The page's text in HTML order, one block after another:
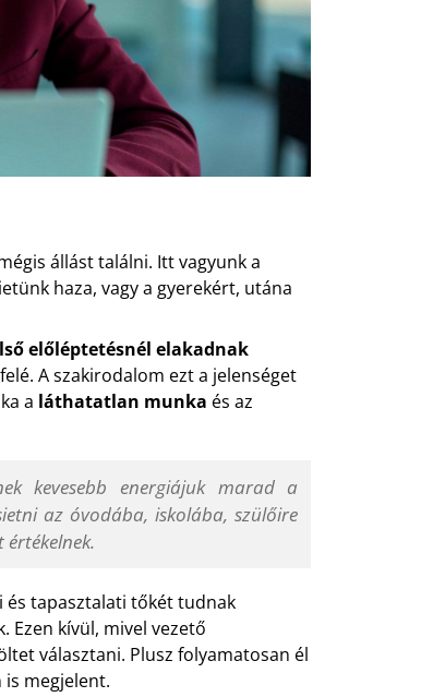
állást találni. Itt vagyunk a
haza, vagy a gyerekért, utána
előléptetésnél elakadnak
A szakirodalom ezt a jelenséget
a láthatatlan munka és az
kevesebb energiájuk marad a
az óvodába, iskolába, szülőire
és tapasztalati tőkét tudnak
Ezen kívül, mivel vezető
választani. Plusz folyamatosan él
is megjelent.